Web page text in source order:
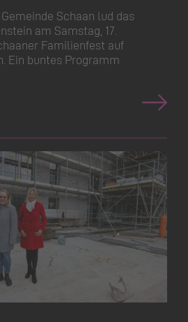
Schaan lud das
am Samstag, 17.
Familienfest auf
Ein buntes Programm